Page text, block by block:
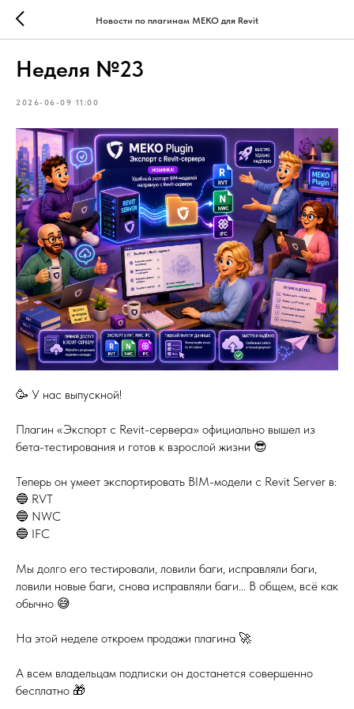
Новости по плагинам МЕКО для Revit
Неделя №23
2026-06-09 11:00
🥳 У нас выпускной!
Плагин «Экспорт с Revit-сервера» официально вышел из
бета-тестирования и готов к взрослой жизни 😎
Теперь он умеет экспортировать BIM-модели с Revit Server в:
🔵 RVT
🔵 NWC
🔵 IFC
Мы долго его тестировали, ловили баги, исправляли баги,
ловили новые баги, снова исправляли баги... В общем, всё как
обычно 😅
На этой неделе откроем продажи плагина 🚀
А всем владельцам подписки он достанется совершенно
бесплатно 🎁